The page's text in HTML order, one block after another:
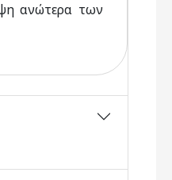
ανώτερα των